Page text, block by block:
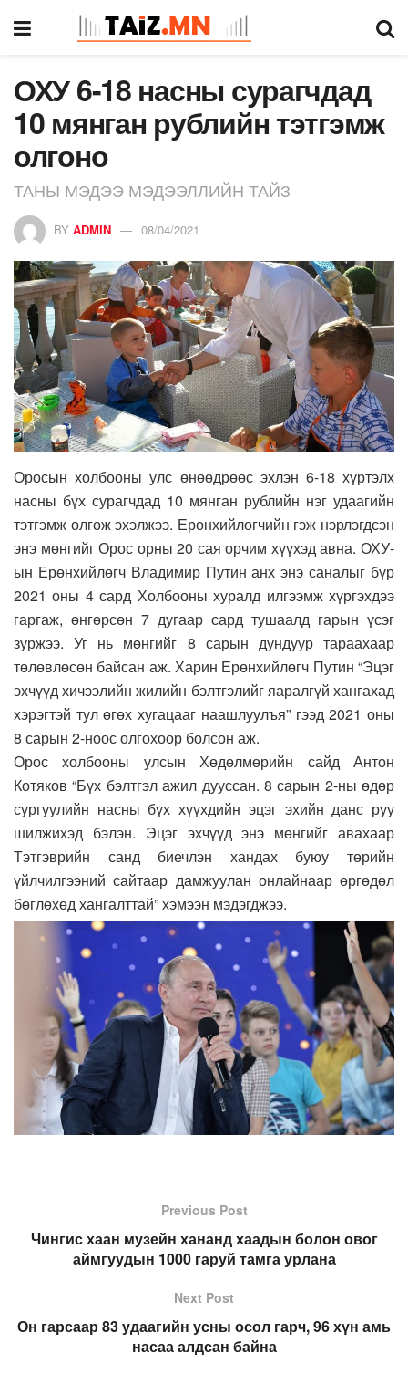
ОХУ 6-18 насны сурагчдад
10 мянган рублийн тэтгэмж
олгоно
ТАНЫ МЭДЭЭ МЭДЭЭЛЛИЙН ТАЙЗ
BY ADMIN 08/04/2021
Оросын холбооны улс өнөөдрөөс эхлэн 6-18 хүртэлх
насны бүх сурагчдад 10 мянган рублийн нэг удаагийн
тэтгэмж олгож эхэлжээ. Ерөнхийлөгчийн гэж нэрлэгдсэн
энэ мөнгийг Орос орны 20 сая орчим хүүхэд авна. ОХУ-
ын Ерөнхийлөгч Владимир Путин анх энэ саналыг бүр
2021 оны 4 сард Холбооны хуралд илгээмж хүргэхдээ
гаргаж, өнгөрсөн 7 дугаар сард тушаалд гарын үсэг
зуржээ. Уг нь мөнгийг 8 сарын дундуур тараахаар
төлөвлөсөн байсан аж. Харин Ерөнхийлөгч Путин “Эцэг
эхчүүд хичээлийн жилийн бэлтгэлийг яаралгүй хангахад
хэрэгтэй тул өгөх хугацааг наашлуулъя” гээд 2021 оны
8 сарын 2-ноос олгохоор болсон аж.
Орос холбооны улсын Хөдөлмөрийн сайд Антон
Котяков “Бүх бэлтгэл ажил дууссан. 8 сарын 2-ны өдөр
сургуулийн насны бүх хүүхдийн эцэг эхийн данс руу
шилжихэд бэлэн. Эцэг эхчүүд энэ мөнгийг авахаар
Тэтгэврийн санд биечлэн хандах буюу төрийн
үйлчилгээний сайтаар дамжуулан онлайнаар өргөдөл
бөглөхөд хангалттай” хэмээн мэдэгджээ.
Previous Post
Чингис хаан музейн хананд хаадын болон овог
аймгуудын 1000 гаруй тамга урлана
Next Post
Он гарсаар 83 удаагийн усны осол гарч, 96 хүн амь
насаа алдсан байна